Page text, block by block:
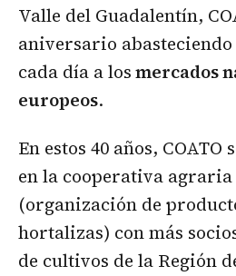
Valle del Guadalentín,
aniversario
cada día a losmercados
europeos.
En estos 40 años,
en la cooperativa agraria
(organización de
hortalizas) con más
de cultivos de la Región